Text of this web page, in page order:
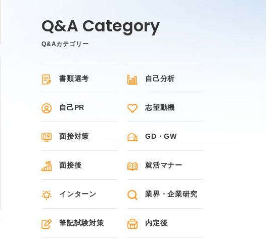
Q&Aカテゴリー
書類選考 自己分析
自己PR 志望動機
面接対策 GD・GW
面接後 就活マナー
インターン 業界・企業研究
筆記試験対策 内定後